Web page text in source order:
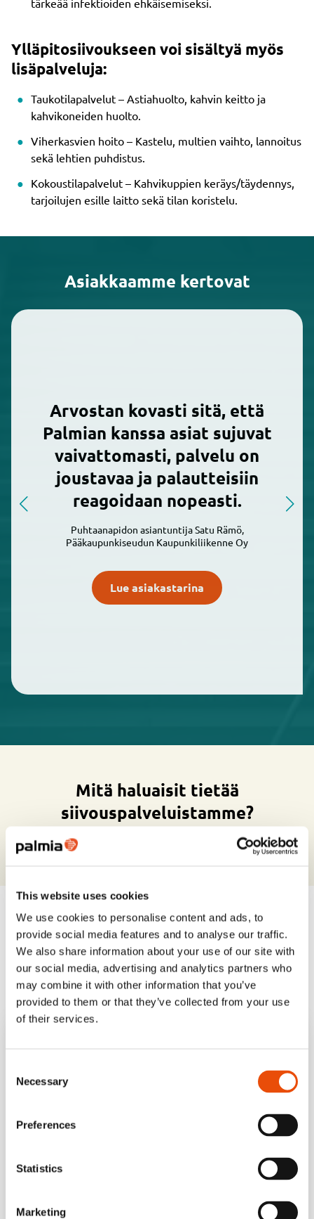
This website uses cookies
We use cookies to personalise content and ads, to
provide social media features and to analyse our traffic.
We also share information about your use of our site with
our social media, advertising and analytics partners who
may combine it with other information that you’ve
provided to them or that they’ve collected from your use
of their services.
Selection
Necessary
Preferences
Statistics
Marketing
tärkeää infektioiden ehkäisemiseksi.
Ylläpitosiivoukseen voi sisältyä myös
lisäpalveluja:
Taukotilapalvelut – Astiahuolto, kahvin keitto ja
kahvikoneiden huolto.
Viherkasvien hoito – Kastelu, multien vaihto, lannoitus
sekä lehtien puhdistus.
Kokoustilapalvelut – Kahvikuppien keräys/täydennys,
tarjoilujen esille laitto sekä tilan koristelu.
Asiakkaamme kertovat
Arvostan kovasti sitä, että
Palmian kanssa asiat sujuvat
vaivattomasti, palvelu on
joustavaa ja palautteisiin
reagoidaan nopeasti.
Puhtaanapidon asiantuntija Satu Rämö,
Pääkaupunkiseudun Kaupunkiliikenne Oy
Lue asiakastarina
Mitä haluaisit tietää
siivouspalveluistamme?
Kysy siivouspalveluista
asiantuntijaltamme